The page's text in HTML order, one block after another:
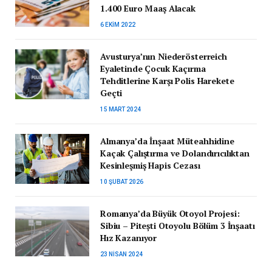
1.400 Euro Maaş Alacak
6 EKIM 2022
Avusturya’nın Niederösterreich
Eyaletinde Çocuk Kaçırma
Tehditlerine Karşı Polis Harekete
Geçti
15 MART 2024
Almanya’da İnşaat Müteahhidine
Kaçak Çalıştırma ve Dolandırıcılıktan
Kesinleşmiş Hapis Cezası
10 ŞUBAT 2026
Romanya’da Büyük Otoyol Projesi:
Sibiu – Pitești Otoyolu Bölüm 3 İnşaatı
Hız Kazanıyor
23 NISAN 2024